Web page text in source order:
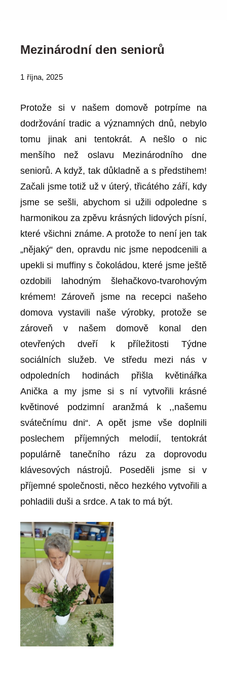
Mezinárodní den seniorů
1 října, 2025
Protože si v našem domově potrpíme na
dodržování tradic a významných dnů, nebylo
tomu jinak ani tentokrát. A nešlo o nic
menšího než oslavu Mezinárodního dne
seniorů. A když, tak důkladně a s předstihem!
Začali jsme totiž už v úterý, třicátého září, kdy
jsme se sešli, abychom si užili odpoledne s
harmonikou za zpěvu krásných lidových písní,
které všichni známe. A protože to není jen tak
„nějaký“ den, opravdu nic jsme nepodcenili a
upekli si muffiny s čokoládou, které jsme ještě
ozdobili lahodným šlehačkovo-tvarohovým
krémem! Zároveň jsme na recepci našeho
domova vystavili naše výrobky, protože se
zároveň v našem domově konal den
otevřených dveří k příležitosti Týdne
sociálních služeb. Ve středu mezi nás v
odpoledních hodinách přišla květinářka
Anička a my jsme si s ní vytvořili krásné
květinové podzimní aranžmá k ,,našemu
svátečnímu dni“. A opět jsme vše doplnili
poslechem příjemných melodií, tentokrát
populárně tanečního rázu za doprovodu
klávesových nástrojů. Poseděli jsme si v
příjemné společnosti, něco hezkého vytvořili a
pohladili duši a srdce. A tak to má být.